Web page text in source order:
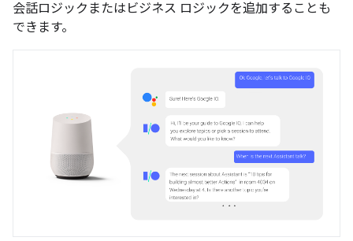
会話ロジックまたはビジネス ロジックを追加することも
できます。